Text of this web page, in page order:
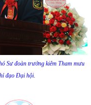
Sư đoàn trưởng kiêm Tham mưu
đạo Đại hội.